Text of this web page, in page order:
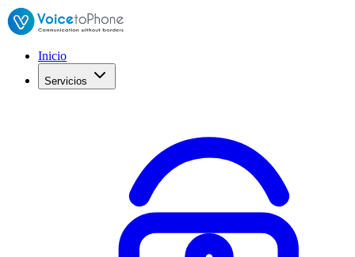
Inicio
Servicios